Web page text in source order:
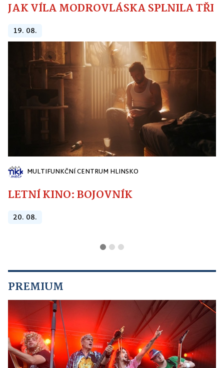
JAK VÍLA MODROVLÁSKA SPLNILA
19. 08.
MULTIFUNKČNÍ CENTRUM HLINSKO
LETNÍ KINO: BOJOVNÍK
20. 08.
PREMIUM